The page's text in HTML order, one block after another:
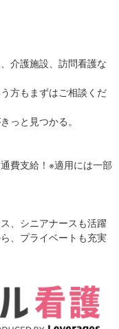
介護施設、訪問看護な
方もまずはご相談くだ
っと見つかる。
費支給！※適用には一部
、シニアナースも活躍
、プライベートも充実